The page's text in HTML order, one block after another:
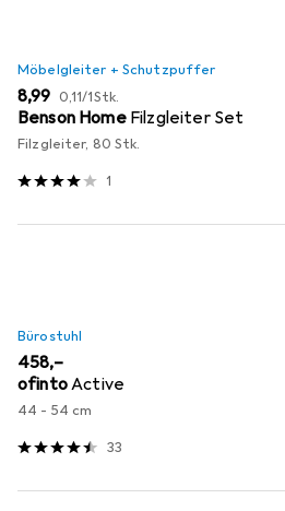
Möbelgleiter + Schutzpuffer
EUR
8,99 EUR
0,11/1Stk.
Benson Home Filzgleiter Set
Filzgleiter, 80 Stk.
1
Bürostuhl
EUR
458,–
ofintoActive
44 - 54 cm
33